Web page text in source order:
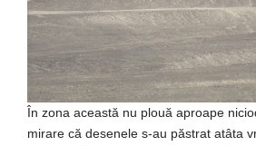
În zona această nu plouă aproape
mirare că desenele s-au păstrat atâta